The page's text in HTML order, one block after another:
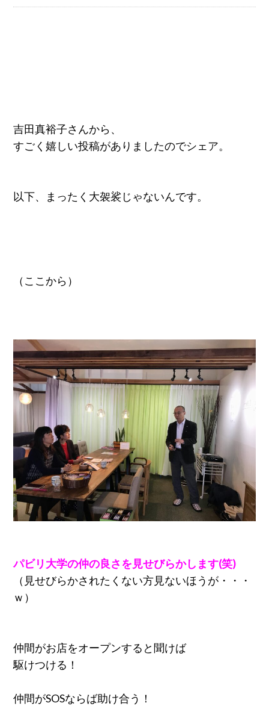
吉田真裕子さんから、
すごく嬉しい投稿がありましたのでシェア。
以下、まったく大袈裟じゃないんです。
（ここから）
パビリ大学の仲の良さを見せびらかします(笑)
（見せびらかされたくない方見ないほうが・・・
ｗ）
仲間がお店をオープンすると聞けば
駆けつける！
仲間がSOSならば助け合う！